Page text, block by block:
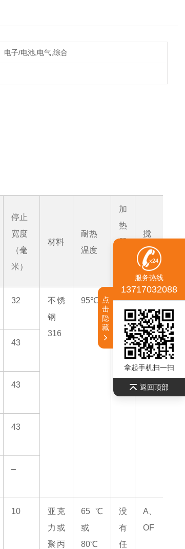
电子/电池,电气,综合
停止
宽度
（毫
米）
材料
耐热
温度
加
热
搅
拌
32
不锈
钢
316
95℃
没
任
何
–
43
43
43
–
10
亚克
力或
聚丙
65℃
或
80℃
没
有
任
A、
OF
服务热线
13717032088
拿起手机扫一扫
返回顶部
点
击
隐
藏